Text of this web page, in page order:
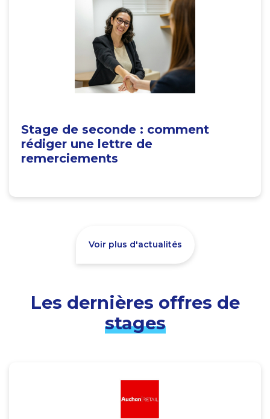
Stage de seconde : comment
rédiger une lettre de
remerciements
Voir plus d'actualités
Les dernières offres de
stages